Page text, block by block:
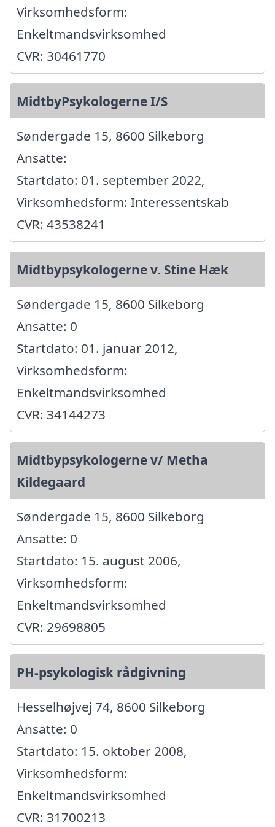
Virksomhedsform:
Enkeltmandsvirksomhed
CVR: 30461770
MidtbyPsykologerne I/S
Søndergade 15, 8600 Silkeborg
Ansatte:
Startdato: 01. september 2022,
Virksomhedsform: Interessentskab
CVR: 43538241
Midtbypsykologerne v. Stine Hæk
Søndergade 15, 8600 Silkeborg
Ansatte: 0
Startdato: 01. januar 2012,
Virksomhedsform:
Enkeltmandsvirksomhed
CVR: 34144273
Midtbypsykologerne v/ Metha
Kildegaard
Søndergade 15, 8600 Silkeborg
Ansatte: 0
Startdato: 15. august 2006,
Virksomhedsform:
Enkeltmandsvirksomhed
CVR: 29698805
PH-psykologisk rådgivning
Hesselhøjvej 74, 8600 Silkeborg
Ansatte: 0
Startdato: 15. oktober 2008,
Virksomhedsform:
Enkeltmandsvirksomhed
CVR: 31700213